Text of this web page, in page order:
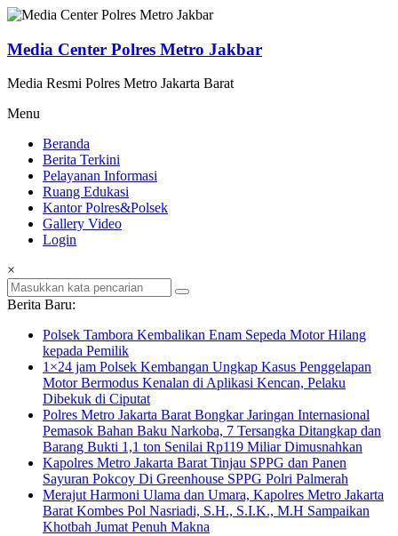
Lompat
konten
Media Center Polres Metro Jakbar
Media Resmi Polres Metro Jakarta Barat
Menu
Beranda
Berita Terkini
Pelayanan Informasi
Ruang Edukasi
Kantor Polres&Polsek
Gallery Video
Login
×
Berita Baru:
Polsek Tambora Kembalikan Enam Sepeda Motor Hilang
kepada Pemilik
1×24 jam Polsek Kembangan Ungkap Kasus Penggelapan
Motor Bermodus Kenalan di Aplikasi Kencan, Pelaku
Dibekuk di Ciputat
Polres Metro Jakarta Barat Bongkar Jaringan Internasional
Pemasok Bahan Baku Narkoba, 7 Tersangka Ditangkap dan
Barang Bukti 1,1 ton Senilai Rp119 Miliar Dimusnahkan
Kapolres Metro Jakarta Barat Tinjau SPPG dan Panen
Sayuran Pokcoy Di Greenhouse SPPG Polri Palmerah
Merajut Harmoni Ulama dan Umara, Kapolres Metro Jakarta
Barat Kombes Pol Nasriadi, S.H., S.I.K., M.H Sampaikan
Khotbah Jumat Penuh Makna